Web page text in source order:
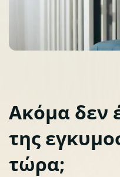
Εγκυμοσύνη
Ακόμα δεν
της
τώρα;